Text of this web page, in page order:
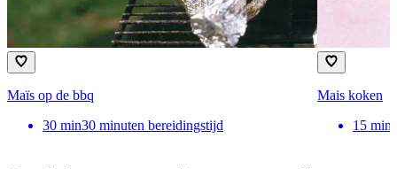
Maïs op de bbq
30 min30 minuten bereidingstijd
Mais koken
15 min